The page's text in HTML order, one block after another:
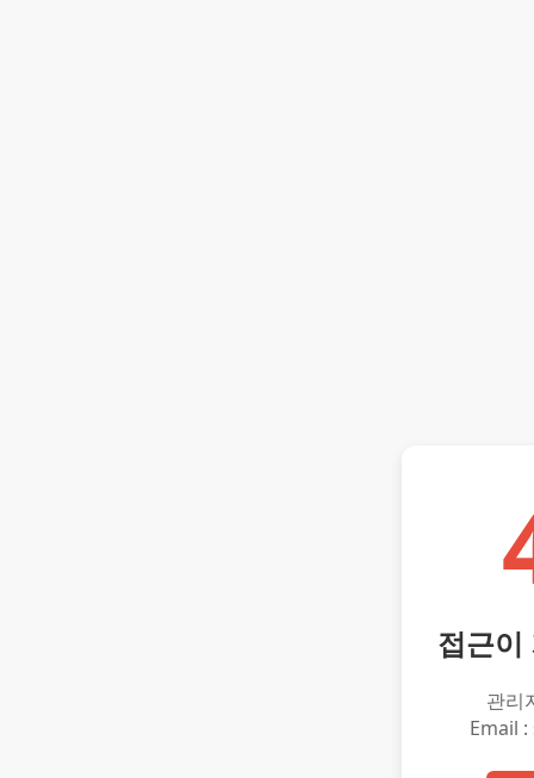
접근이
관리
Email